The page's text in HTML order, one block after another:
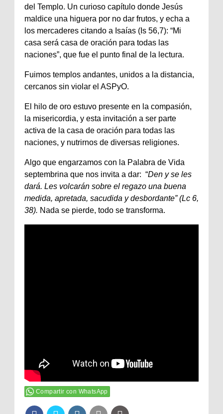
del Templo. Un curioso capítulo donde Jesús
maldice una higuera por no dar frutos, y echa a
los mercaderes citando a Isaías (Is 56,7): “Mi
casa será casa de oración para todas las
naciones”, que fue el punto final de la lectura.
Fuimos templos andantes, unidos a la distancia,
cercanos sin violar el ASPyO.
El hilo de oro estuvo presente en la compasión,
la misericordia, y esta invitación a ser parte
activa de la casa de oración para todas las
naciones, y nutrirnos de diversas religiones.
Algo que engarzamos con la Palabra de Vida
septembrina que nos invita a dar: “Den y se les
dará. Les volcarán sobre el regazo una buena
medida, apretada, sacudida y desbordante” (Lc 6,
38). Nada se pierde, todo se transforma.
Compartir con WhatsApp